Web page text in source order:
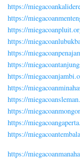
https://
https://
https://
https://
https://
https://
https://
https://
https://
https://
https://
https://
https://